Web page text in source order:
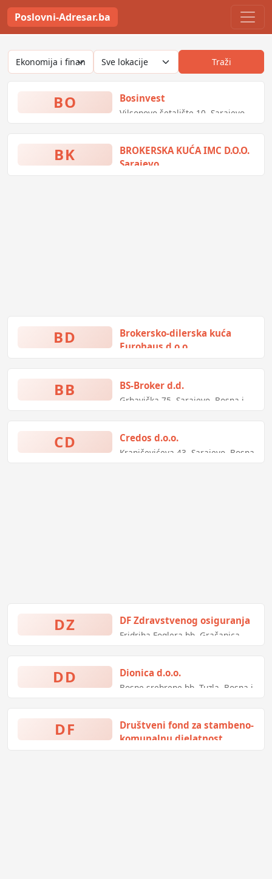
Poslovni-Adresar.ba
Traži
BO Bosinvest
Vilsonovo šetalište 10, Sarajevo,
BK
BROKERSKA KUĆA IMC D.O.O.
Sarajevo
BD
Brokersko-dilerska kuća
Eurohaus d.o.o.
BB BS-Broker d.d.
Grbavička 75, Sarajevo, Bosna i
CD Credos d.o.o.
Kranjčevićeva 43, Sarajevo, Bosna
DZ DF Zdravstvenog osiguranja
Fridriha Foglera bb, Gračanica,
DD Dionica d.o.o.
Bosne srebrene bb, Tuzla, Bosna i
DF
Društveni fond za stambeno-
komunalnu djelatnost